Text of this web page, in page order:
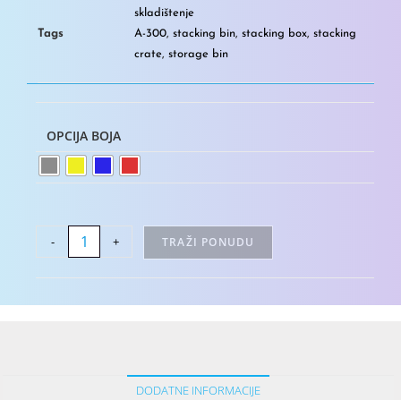
skladištenje
Tags
A-300, stacking bin, stacking box, stacking
crate, storage bin
OPCIJA BOJA
- + TRAŽI PONUDU
DODATNE INFORMACIJE